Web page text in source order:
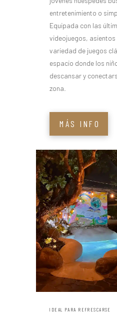
entretenimiento o
Equipada con las
videojuegos, asientos
variedad de juegos
espacio donde los
descansar y
zona.
MÁS INFO
IDEAL PARA REFRESCARSE